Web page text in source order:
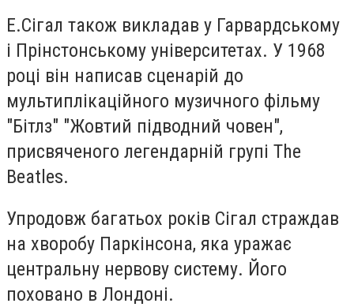
Е.Сігал також викладав у Гарвардському
і Прінстонському університетах. У 1968
році він написав сценарій до
мультиплікаційного музичного фільму
"Бітлз" "Жовтий підводний човен",
присвяченого легендарній групі The
Beatles.
Упродовж багатьох років Сігал страждав
на хворобу Паркінсона, яка уражає
центральну нервову систему. Його
поховано в Лондоні.